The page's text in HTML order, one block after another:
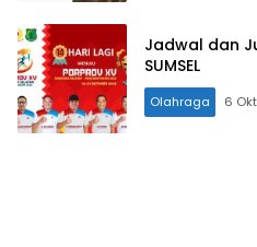
Jadwal dan
SUMSEL
Olahraga 6